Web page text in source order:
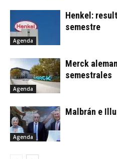
Agenda
Henkel:
semestre
Agenda
Merck
semestrales
Agenda
Malbrán e